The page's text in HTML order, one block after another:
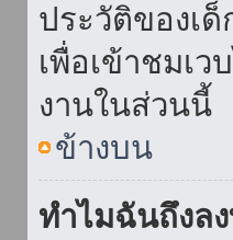
ประวัติของเ
เพื่อเข้าชมเ
งานในส่วนนี้
ข้างบน
ทำไมฉันถึงล